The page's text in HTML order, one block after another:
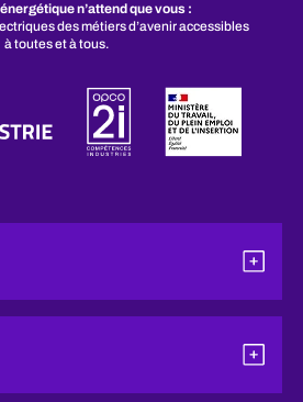
n’attend que vous :
des métiers d’avenir accessibles
à toutes et à tous.